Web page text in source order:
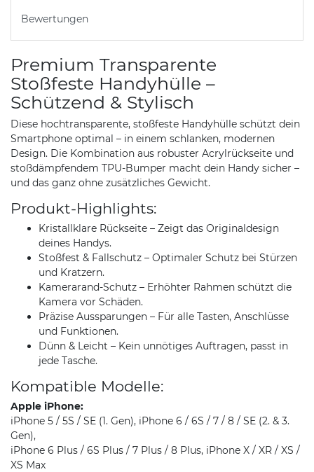
Bewertungen
Premium Transparente
Stoßfeste Handyhülle –
Schützend & Stylisch
Diese hochtransparente, stoßfeste Handyhülle schützt dein
Smartphone optimal – in einem schlanken, modernen
Design. Die Kombination aus robuster Acrylrückseite und
stoßdämpfendem TPU-Bumper macht dein Handy sicher –
und das ganz ohne zusätzliches Gewicht.
Produkt-Highlights:
Kristallklare Rückseite – Zeigt das Originaldesign
deines Handys.
Stoßfest & Fallschutz – Optimaler Schutz bei Stürzen
und Kratzern.
Kamerarand-Schutz – Erhöhter Rahmen schützt die
Kamera vor Schäden.
Präzise Aussparungen – Für alle Tasten, Anschlüsse
und Funktionen.
Dünn & Leicht – Kein unnötiges Auftragen, passt in
jede Tasche.
Kompatible Modelle:
Apple iPhone:
iPhone 5 / 5S / SE (1. Gen), iPhone 6 / 6S / 7 / 8 / SE (2. & 3.
Gen),
iPhone 6 Plus / 6S Plus / 7 Plus / 8 Plus, iPhone X / XR / XS /
XS Max